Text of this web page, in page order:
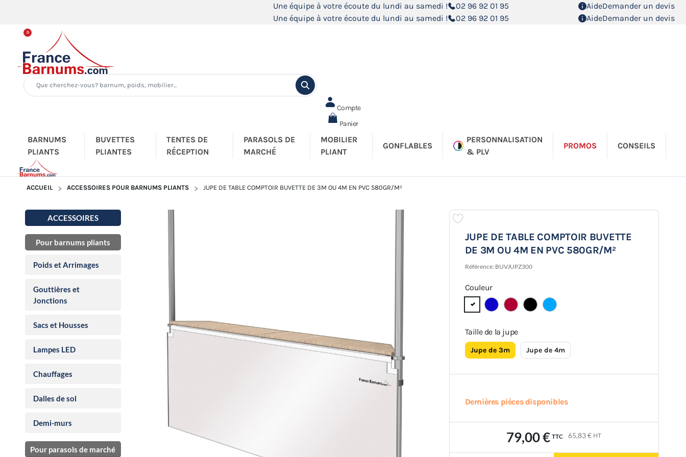
Une équipe à votre écoute du lundi au samedi ! 02 96 92 01 95 AideDemander un devis
Une équipe à votre écoute du lundi au samedi !
02 96 92 01 95 AideDemander un devis
Compte
0
Panier
BARNUMS
PLIANTS
BUVETTES
PLIANTES
TENTES DE
RÉCEPTION
PARASOLS DE
MARCHÉ
MOBILIER
PLIANT
GONFLABLES
PERSONNALISATION
& PLV
PROMOS CONSEILS
ACCUEIL ACCESSOIRES POUR BARNUMS PLIANTS JUPE DE TABLE COMPTOIR BUVETTE DE 3M OU 4M EN PVC 580GR/M²
ACCESSOIRES
Pour barnums pliants
Poids et Arrimages
Gouttières et
Jonctions
Sacs et Housses
Lampes LED
Chauffages
Dalles de sol
Demi-murs
Pour parasols de marché
JUPE DE TABLE COMPTOIR BUVETTE
DE 3M OU 4M EN PVC 580GR/M²
Référence: BUVJUPZ300
Couleur
Taille de la jupe
Jupe de 3m Jupe de 4m
Dernières pièces disponibles
79,00 € TTC 65,83 € HT